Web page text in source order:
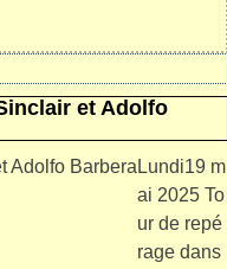
et Adolfo
Lundi19 m
ai 2025 To
ur de repé
rage dans